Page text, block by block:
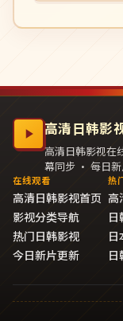
高清日韩影
高清日韩影视在
幕同步 · 每日
在线观看
高清日韩影视首页
影视分类导航
热门日韩影视
今日新片更新
热
高
日